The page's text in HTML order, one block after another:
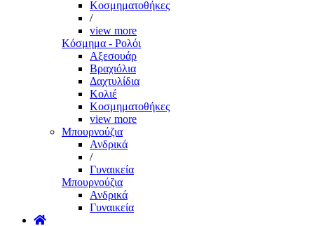
Κοσμηματοθήκες
/
view more
Κόσμημα - Ρολόι
Αξεσουάρ
Βραχιόλια
Δαχτυλίδια
Κολιέ
Κοσμηματοθήκες
view more
Μπουρνούζια
Ανδρικά
/
Γυναικεία
Μπουρνούζια
Ανδρικά
Γυναικεία